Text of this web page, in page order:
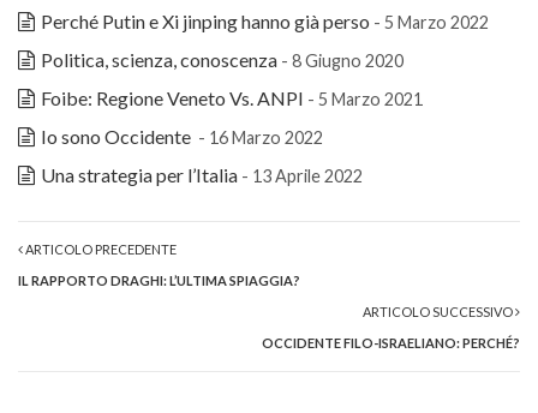
Perché Putin e Xi jinping hanno già perso - 5 Marzo 2022
Politica, scienza, conoscenza - 8 Giugno 2020
Foibe: Regione Veneto Vs. ANPI - 5 Marzo 2021
Io sono Occidente - 16 Marzo 2022
Una strategia per l’Italia - 13 Aprile 2022
ARTICOLO PRECEDENTE
IL RAPPORTO DRAGHI: L’ULTIMA SPIAGGIA?
ARTICOLO SUCCESSIVO
OCCIDENTE FILO-ISRAELIANO: PERCHÉ?